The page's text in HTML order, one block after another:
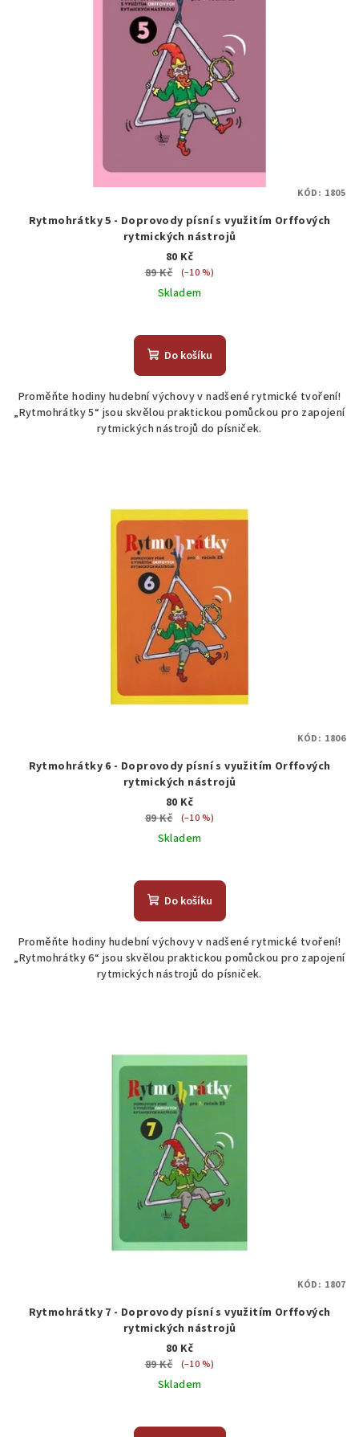
Rytmohrátky 5 - Doprovody písní s využitím Orffových
rytmických nástrojů
80 Kč
89 Kč
(–10 %)
Skladem
Do košíku
Proměňte hodiny hudební výchovy v nadšené rytmické tvoření!
„Rytmohrátky 5“ jsou skvělou praktickou pomůckou pro zapojení
rytmických nástrojů do písniček.
KÓD: 1805
Rytmohrátky 6 - Doprovody písní s využitím Orffových
rytmických nástrojů
80 Kč
89 Kč
(–10 %)
Skladem
Do košíku
Proměňte hodiny hudební výchovy v nadšené rytmické tvoření!
„Rytmohrátky 6“ jsou skvělou praktickou pomůckou pro zapojení
rytmických nástrojů do písniček.
KÓD: 1806
Rytmohrátky 7 - Doprovody písní s využitím Orffových
rytmických nástrojů
80 Kč
89 Kč
(–10 %)
Skladem
KÓD: 1807